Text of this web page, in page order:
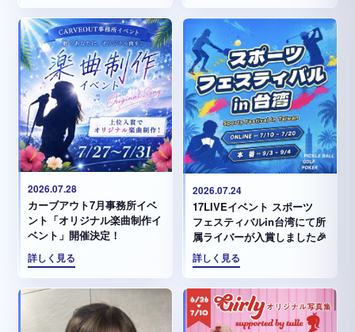
2026.07.28
カーブアウト7月事務所イベ
ント「オリジナル楽曲制作イ
ベント」開催決定！
詳しく見る
2026.07.24
17LIVEイベント スポーツ
フェスティバルin台湾にて所
属ライバーが入賞しました🎉
詳しく見る